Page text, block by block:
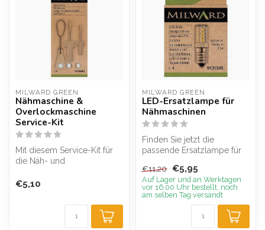
MILWARD GREEN
Nähmaschine &
Overlockmaschine
Service-Kit
Mit diesem Service-Kit für
die Näh- und
Milward halten Sie ...
€5,10
MILWARD GREEN
LED-Ersatzlampe für
Nähmaschinen
Finden Sie jetzt die
passende Ersatzlampe für
Lampen be...
€11,20 €5,95
Auf Lager und an Werktagen
vor 16:00 Uhr bestellt, noch
am selben Tag versandt